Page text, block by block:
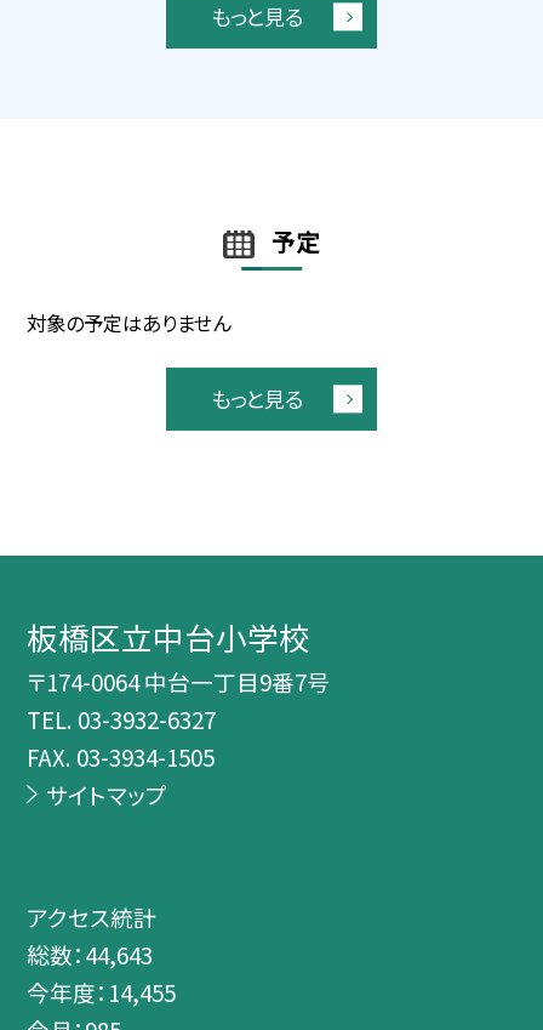
もっと見る
予定
対象の予定はありません
もっと見る
板橋区立中台小学校
〒174-0064 中台一丁目9番7号
TEL. 03-3932-6327
FAX. 03-3934-1505
サイトマップ
アクセス統計
総数：44,643
今年度： 14,455